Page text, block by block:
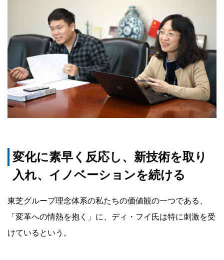
変化に素早く反応し、新技術を取り
入れ、イノベーションを続ける
東芝グループ理念体系の私たちの価値観の一つである、
「変革への情熱を抱く」に、ディ・フイ氏は特に刺激を受
けているという。